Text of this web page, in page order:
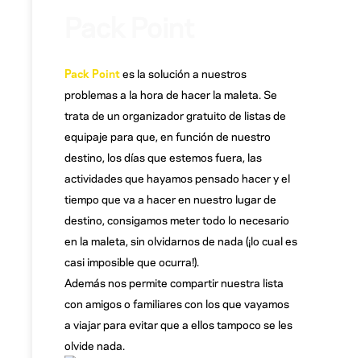
Pack Pointes la solución a nuestros
problemas a la hora de hacer la maleta. Se
trata de un organizador gratuito de listas de
equipaje para que, en función de nuestro
destino, los días que estemos fuera, las
actividades que hayamos pensado hacer y el
tiempo que va a hacer en nuestro lugar de
destino, consigamos meter todo lo necesario
en la maleta, sin olvidarnos de nada (¡lo cual es
casi imposible que ocurra!).
Además nos permite compartir nuestra lista
con amigos o familiares con los que vayamos
a viajar para evitar que a ellos tampoco se les
olvide nada.